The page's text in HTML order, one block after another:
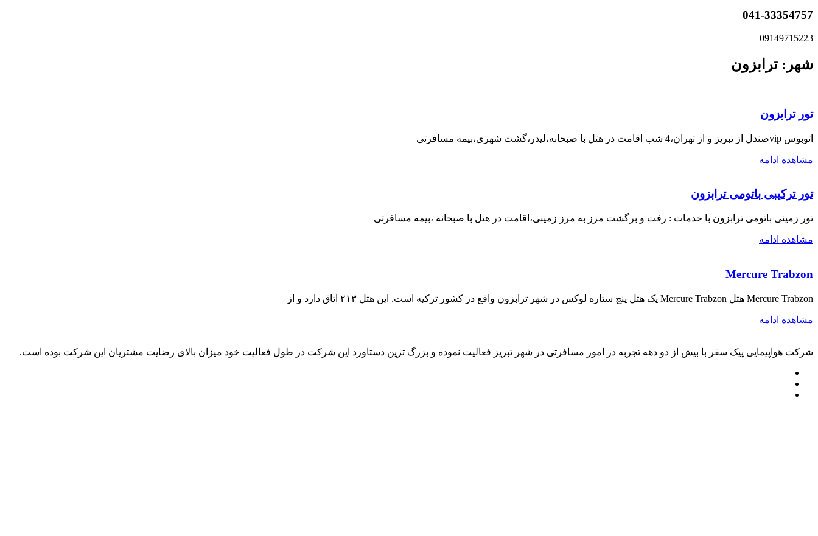
041-33354757
09149715223
شهر: ترابزون
تور ترابزون
اتوبوس vipصندل از تبریز و از تهران،4 شب اقامت در هتل با صبحانه،لیدر،گشت شهری،بیمه مسافرتی
مشاهده ادامه
تور ترکیبی باتومی ترابزون
تور زمینی باتومی ترابزون با خدمات : رفت و برگشت مرز به مرز زمینی،اقامت در هتل با صبحانه ،بیمه مسافرتی
مشاهده ادامه
Mercure Trabzon
Mercure Trabzon هتل Mercure Trabzon یک هتل پنج ستاره لوکس در شهر ترابزون واقع در کشور ترکیه است. این هتل ۲۱۳ اتاق دارد و از
مشاهده ادامه
شرکت هواپیمایی پیک سفر با بیش از دو دهه تجربه در امور مسافرتی در شهر تبریز فعالیت نموده و بزرگ ترین دستاورد این شرکت در طول فعالیت خود میزان بالای رضایت مشتریان این شرکت بوده است.